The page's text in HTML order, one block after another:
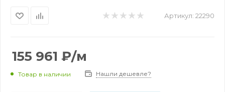
Артикул: 22290
155 961 ₽/м
Товар в наличии Нашли дешевле?